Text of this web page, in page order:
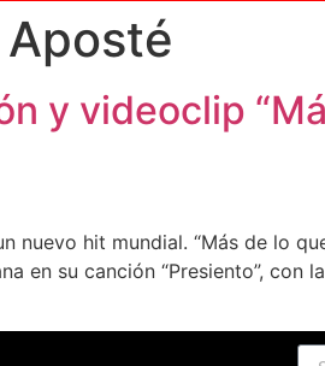
y videoclip
hit mundial. “Más de lo
en su canción “Presiento”, con